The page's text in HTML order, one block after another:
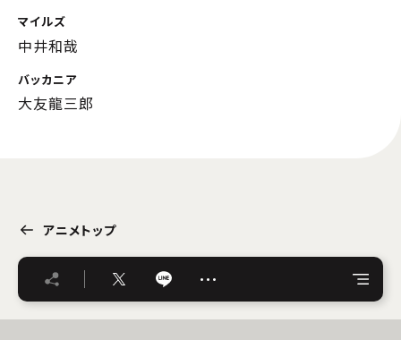
マイルズ
中井和哉
バッカニア
大友龍三郎
アニメトップ
…